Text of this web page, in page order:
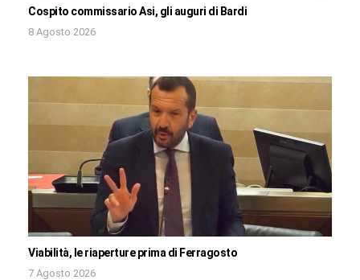
Cospito commissario Asi, gli auguri di Bardi
8 Agosto 2026
Viabilità, le riaperture prima di Ferragosto
7 Agosto 2026